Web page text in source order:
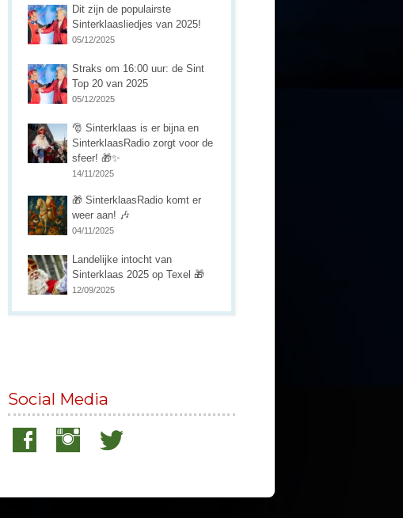
Dit zijn de populairste
Sinterklaasliedjes van 2025!
05/12/2025
Straks om 16:00 uur: de Sint
Top 20 van 2025
05/12/2025
🎅 Sinterklaas is er bijna en
SinterklaasRadio zorgt voor de
sfeer! 🎁✨
14/11/2025
🎁 SinterklaasRadio komt er
weer aan! 🎶
04/11/2025
Landelijke intocht van
Sinterklaas 2025 op Texel 🎁
12/09/2025
Social Media